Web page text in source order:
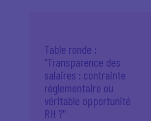
Table ronde :
"Transparence des
salaires : contrainte
réglementaire ou
véritable opportunité
RH ?"